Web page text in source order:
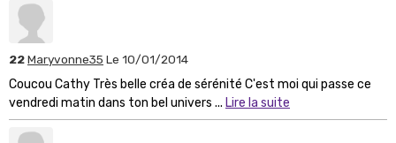
22Maryvonne35 Le 10/01/2014
Coucou Cathy Très belle créa de sérénité C'est moi qui passe ce
vendredi matin dans ton bel univers ... Lire la suite